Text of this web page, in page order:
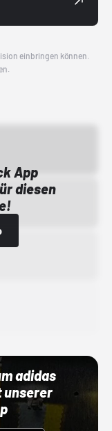
einbringen können.
App
diesen
adidas
unserer